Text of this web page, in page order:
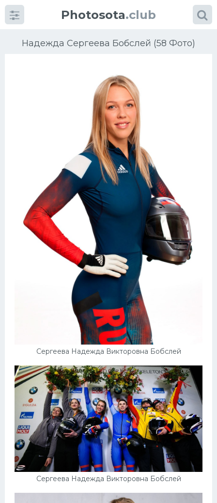
Photosota.club
Надежда Сергеева Бобслей (58 Фото)
Сергеева Надежда Викторовна Бобслей
Сергеева Надежда Викторовна Бобслей
Фото
Баскетбол
Хоккей
Велогонки
Конькобежный спорт
Тренажеры
Интерьер квартиры